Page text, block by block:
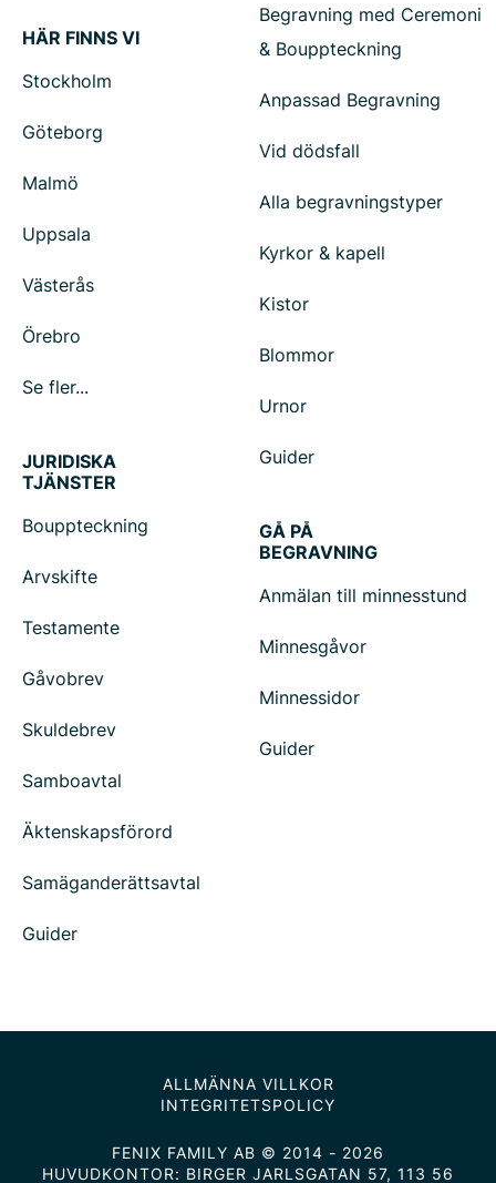
HÄR FINNS VI
Stockholm
Göteborg
Malmö
Uppsala
Västerås
Örebro
Se fler...
Begravning med Ceremoni
& Bouppteckning
Anpassad Begravning
Vid dödsfall
Alla begravningstyper
Kyrkor & kapell
Kistor
Blommor
Urnor
Guider
JURIDISKA
TJÄNSTER
Bouppteckning
Arvskifte
Testamente
Gåvobrev
Skuldebrev
Samboavtal
Äktenskapsförord
Samäganderättsavtal
Guider
GÅ PÅ
BEGRAVNING
Anmälan till minnesstund
Minnesgåvor
Minnessidor
Guider
ALLMÄNNA VILLKOR
INTEGRITETSPOLICY
FENIX FAMILY AB © 2014 - 2026
HUVUDKONTOR: BIRGER JARLSGATAN 57, 113 56